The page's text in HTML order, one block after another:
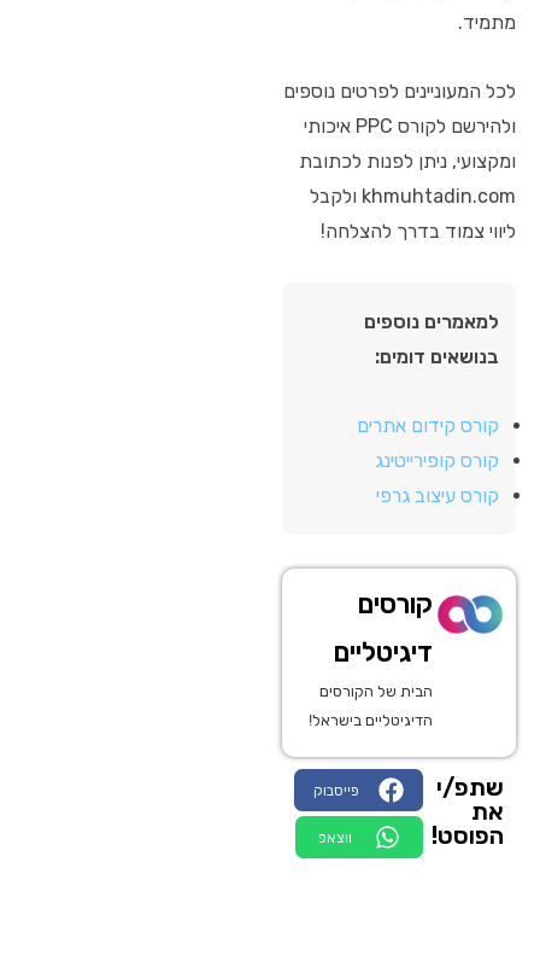
מתמיד.
לכל המעוניינים לפרטים נוספים
ולהירשם לקורס PPC איכותי
ומקצועי, ניתן לפנות לכתובת
khmuhtadin.com ולקבל
ליווי צמוד בדרך להצלחה!
למאמרים נוספים
בנושאים דומים:
קורס קידום אתרים
קורס קופירייטינג
קורס עיצוב גרפי
קורסים
דיגיטליים
הבית של הקורסים
הדיגיטליים בישראל!
שתפ/י
את
הפוסט!
פייסבוק
ווצאפ